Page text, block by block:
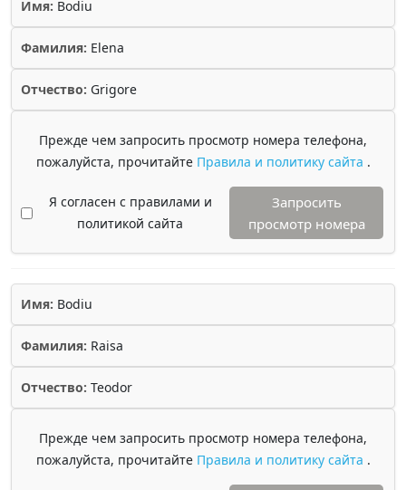
Имя: Bodiu
Фамилия: Elena
Отчество: Grigore
Прежде чем запросить просмотр номера телефона,
пожалуйста, прочитайте Правила и политику сайта .
Я согласен с правилами и
политикой сайта
Запросить
просмотр номера
Имя: Bodiu
Фамилия: Raisa
Отчество: Teodor
Прежде чем запросить просмотр номера телефона,
пожалуйста, прочитайте Правила и политику сайта .